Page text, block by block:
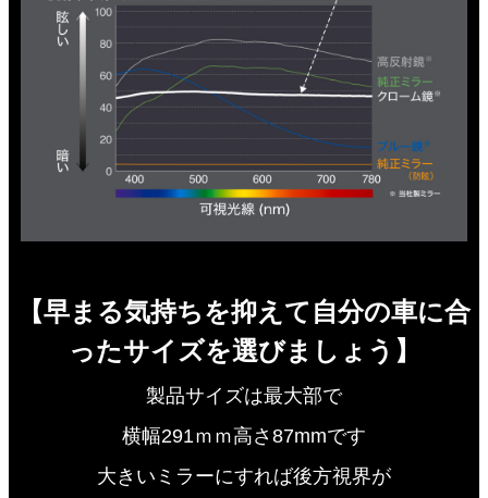
【早まる気持ちを抑えて自分の車に合
ったサイズを選びましょう】
製品サイズは最大部で
横幅291ｍｍ高さ87mmです
大きいミラーにすれば後方視界が